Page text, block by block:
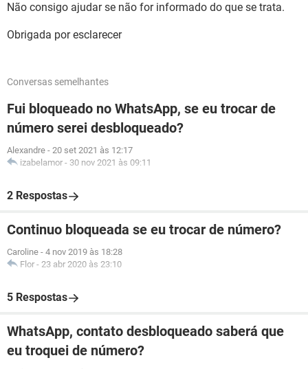
Não consigo ajudar se não for informado do que se trata.
Obrigada por esclarecer
Conversas semelhantes
Fui bloqueado no WhatsApp, se eu trocar de
número serei desbloqueado?
Alexandre - 20 set 2021 às 12:17
izabelamor - 30 nov 2021 às 09:11
2 Respostas
Continuo bloqueada se eu trocar de número?
Caroline - 4 nov 2019 às 18:28
Flor - 23 abr 2020 às 23:10
5 Respostas
WhatsApp, contato desbloqueado saberá que
eu troquei de número?